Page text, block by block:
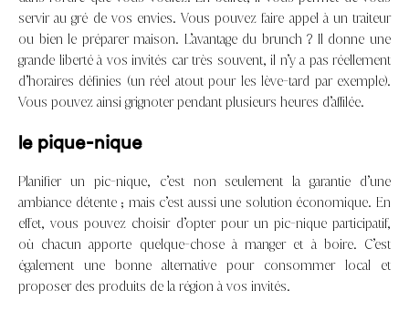
servir au gré de vos envies. Vous pouvez faire appel à un traiteur
ou bien le préparer maison. L’avantage du brunch ? Il donne une
grande liberté à vos invités car très souvent, il n’y a pas réellement
d’horaires définies (un réel atout pour les lève-tard par exemple).
Vous pouvez ainsi grignoter pendant plusieurs heures d’affilée.
le pique-nique
Planifier un pic-nique, c’est non seulement la garantie d’une
ambiance détente ; mais c’est aussi une solution économique. En
effet, vous pouvez choisir d’opter pour un pic-nique participatif,
où chacun apporte quelque-chose à manger et à boire. C’est
également une bonne alternative pour consommer local et
proposer des produits de la région à vos invités.